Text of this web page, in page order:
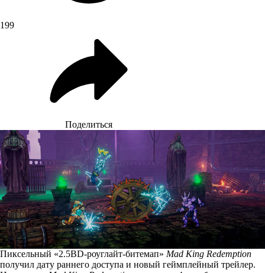
199
Поделиться
Пиксельный «2.5ВD-роуглайт-битемап» Mad King Redemption
получил дату раннего доступа и новый геймплейный трейлер.